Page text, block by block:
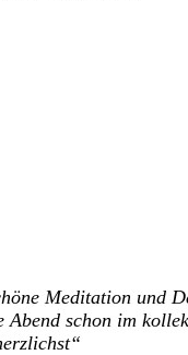
Meditation und
schon im